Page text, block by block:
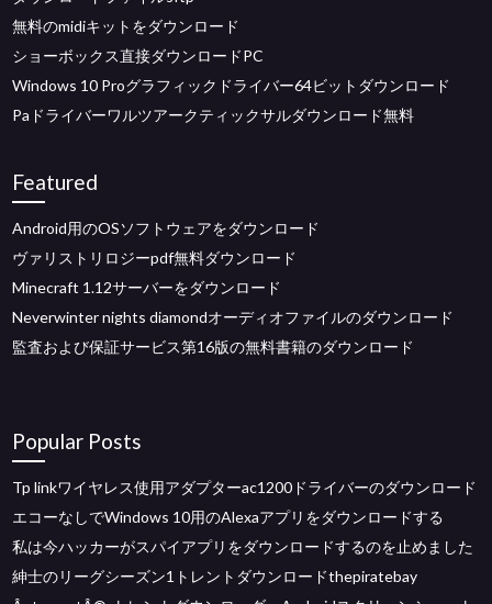
無料のmidiキットをダウンロード
ショーボックス直接ダウンロードPC
Windows 10 Proグラフィックドライバー64ビットダウンロード
Paドライバーワルツアークティックサルダウンロード無料
Featured
Android用のOSソフトウェアをダウンロード
ヴァリストリロジーpdf無料ダウンロード
Minecraft 1.12サーバーをダウンロード
Neverwinter nights diamondオーディオファイルのダウンロード
監査および保証サービス第16版の無料書籍のダウンロード
Popular Posts
Tp linkワイヤレス使用アダプターac1200ドライバーのダウンロード
エコーなしでWindows 10用のAlexaアプリをダウンロードする
私は今ハッカーがスパイアプリをダウンロードするのを止めました
紳士のリーグシーズン1トレントダウンロードthepiratebay